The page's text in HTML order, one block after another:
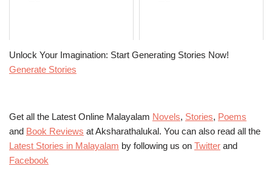
Unlock Your Imagination: Start Generating Stories Now!
Generate Stories
Get all the Latest Online Malayalam Novels, Stories, Poems
and Book Reviews at Aksharathalukal. You can also read all the
Latest Stories in Malayalam by following us on Twitter and
Facebook